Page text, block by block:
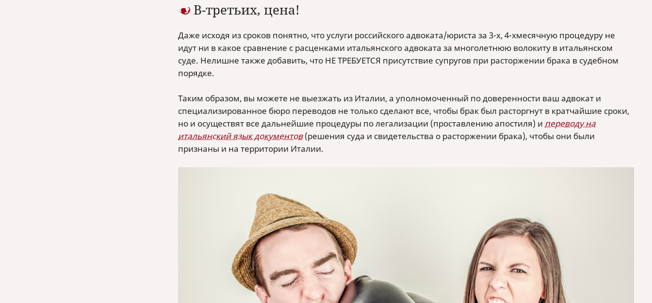
В-третьих, цена!
Даже исходя из сроков понятно, что услуги российского адвоката/юриста за 3-х, 4-хмесячную процедуру не
идут ни в какое сравнение с расценками итальянского адвоката за многолетнюю волокиту в итальянском
суде. Нелишне также добавить, что НЕ ТРЕБУЕТСЯ присутствие супругов при расторжении брака в судебном
порядке.
Таким образом, вы можете не выезжать из Италии, а уполномоченный по доверенности ваш адвокат и
специализированное бюро переводов не только сделают все, чтобы брак был расторгнут в кратчайшие сроки,
но и осуществят все дальнейшие процедуры по легализации (проставлению апостиля) и переводу на
итальянский язык документов(решения суда и свидетельства о расторжении брака), чтобы они были
признаны и на территории Италии.